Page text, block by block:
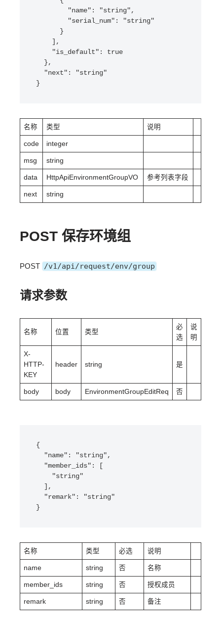
}
名称 类型 说明
code integer
msg string
data HttpApiEnvironmentGroupVO 参考列表字段
next string
POST 保存环境组
POST /v1/api/request/env/group
请求参数
名称 位置 类型
必
选
说
明
X-
HTTP-
KEY
header string 是
body body EnvironmentGroupEditReq 否
{
}
名称 类型 必选 说明
name string 否 名称
member_ids string 否 授权成员
remark string 否 备注